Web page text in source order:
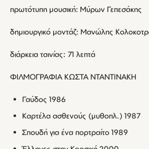
πρωτότυπη μουσική: Μύρων Γεπεσάκης
δημιουργικό μοντάζ: Μανώλης
διάρκεια ταινίας: 71 λεπτά
ΦΙΛΜΟΓΡΑΦΙΑ ΚΩΣΤΑ ΝΤΑΝΤΙΝΑΚΗ
Γαύδος 1986
Καρτέλα ασθενούς (μυθοπλ.) 1987
Σπουδή για ένα πορτραίτο 1989